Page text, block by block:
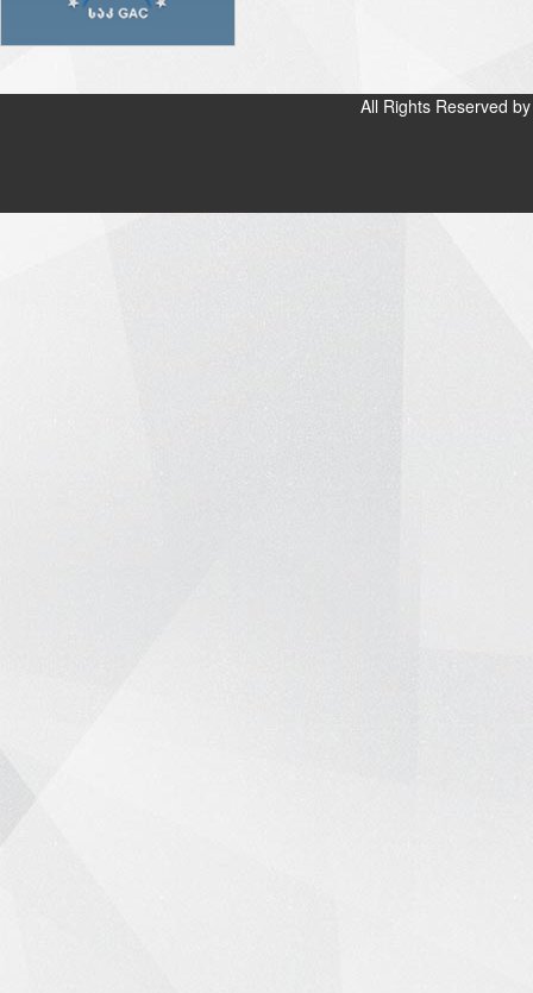
All Rights Reserved